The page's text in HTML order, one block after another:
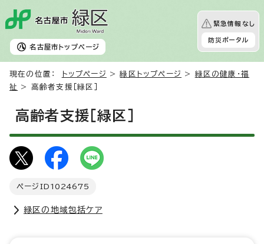
名古屋市 トップページ
緊急情報なし
防災ポータル
現在の位置： トップページ >緑区トップページ > 緑区の健康・福
祉
> 高齢者支援［緑区］
高齢者支援［緑区］
ページID 1024675
緑区の地域包括ケア